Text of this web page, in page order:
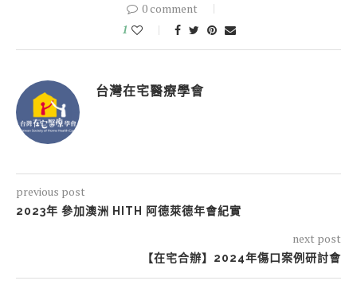
0 comment
1
台灣在宅醫療學會
previous post
2023年 參加澳洲 HITH 阿德萊德年會紀實
next post
【在宅合辦】2024年傷口案例研討會